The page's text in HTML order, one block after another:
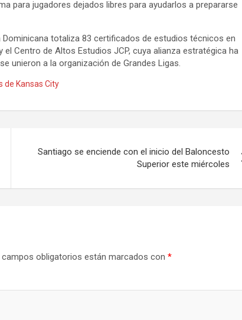
para jugadores dejados libres para ayudarlos a prepararse
totaliza 83 certificados de estudios técnicos en
Centro de Altos Estudios JCP, cuya alianza estratégica ha
unieron a la organización de Grandes Ligas.
de Kansas City
Santiago se enciende con el inicio del Baloncesto
Superior este miércoles
obligatorios están marcados con *